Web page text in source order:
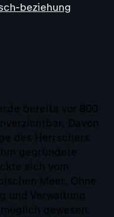
beziehung
bereits vor 800
Davon
des Herrschers
gegründete
sich vom
Meer. Ohne
und Verwaltung
gewesen.